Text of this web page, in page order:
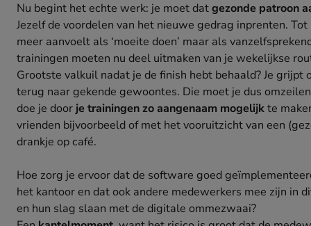
Nu begint het echte werk: je moet datgezonde patroon
Jezelf de voordelen van het nieuwe gedrag inprenten.
meer aanvoelt als ‘moeite doen’ maar als
trainingen moeten nu deel uitmaken van je wekelijkse
Grootste valkuil nadat je de finish hebt behaald? Je grijpt
terug naar gekende gewoontes. Die moet je dus
doe je door je trainingen zo aangenaam mogelijkte
vrienden bijvoorbeeld of met het vooruitzicht van een
drankje op café.
Hoe zorg je ervoor dat de software goed
het kantoor en dat ook andere medewerkers mee zijn in
en hun slag slaan met de digitale ommezwaai?